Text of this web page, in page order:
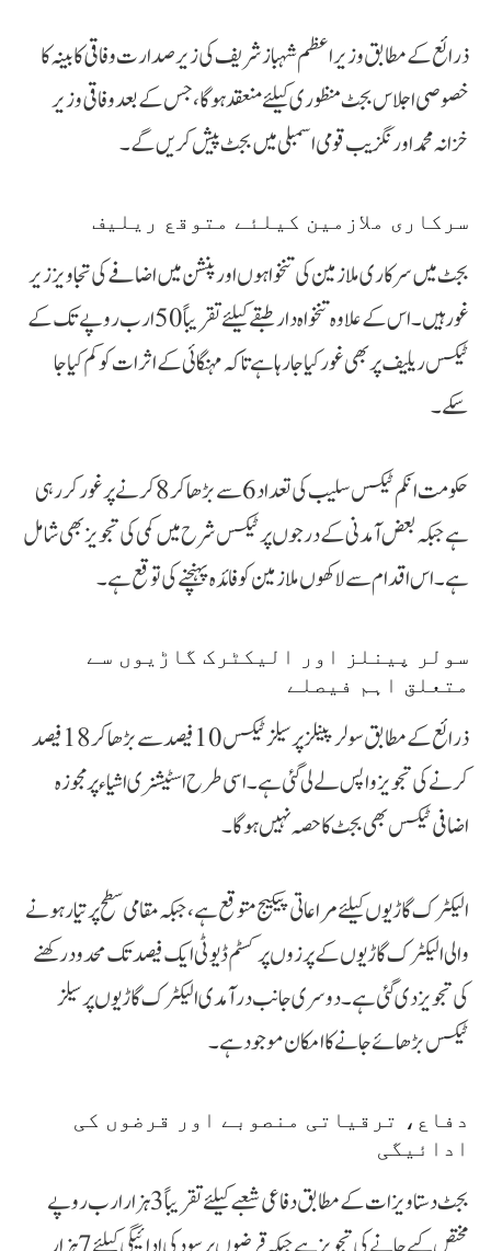
ذرائع کے مطابق وزیراعظم شہباز شریف کی زیر صدارت وفاقی کابینہ کا
خصوصی اجلاس بجٹ منظوری کیلئے منعقد ہوگا، جس کے بعد وفاقی وزیر
خزانہ محمد اورنگزیب قومی اسمبلی میں بجٹ پیش کریں گے۔
سرکاری ملازمین کیلئے متوقع ریلیف
بجٹ میں سرکاری ملازمین کی تنخواہوں اور پنشن میں اضافے کی تجاویز زیر
غور ہیں۔ اس کے علاوہ تنخواہ دار طبقے کیلئے تقریباً 50 ارب روپے تک کے
ٹیکس ریلیف پر بھی غور کیا جا رہا ہے تاکہ مہنگائی کے اثرات کو کم کیا جا
سکے۔
حکومت انکم ٹیکس سلیب کی تعداد 6 سے بڑھا کر 8 کرنے پر غور کر رہی
ہے جبکہ بعض آمدنی کے درجوں پر ٹیکس شرح میں کمی کی تجویز بھی شامل
ہے۔ اس اقدام سے لاکھوں ملازمین کو فائدہ پہنچنے کی توقع ہے۔
سولر پینلز اور الیکٹرک گاڑیوں سے
متعلق اہم فیصلے
ذرائع کے مطابق سولر پینلز پر سیلز ٹیکس 10 فیصد سے بڑھا کر 18 فیصد
کرنے کی تجویز واپس لے لی گئی ہے۔ اسی طرح اسٹیشنری اشیاء پر مجوزہ
اضافی ٹیکس بھی بجٹ کا حصہ نہیں ہوگا۔
الیکٹرک گاڑیوں کیلئے مراعاتی پیکیج متوقع ہے، جبکہ مقامی سطح پر تیار ہونے
والی الیکٹرک گاڑیوں کے پرزوں پر کسٹم ڈیوٹی ایک فیصد تک محدود رکھنے
کی تجویز دی گئی ہے۔ دوسری جانب درآمدی الیکٹرک گاڑیوں پر سیلز
ٹیکس بڑھائے جانے کا امکان موجود ہے۔
دفاع، ترقیاتی منصوبے اور قرضوں کی
ادائیگی
بجٹ دستاویزات کے مطابق دفاعی شعبے کیلئے تقریباً 3 ہزار ارب روپے